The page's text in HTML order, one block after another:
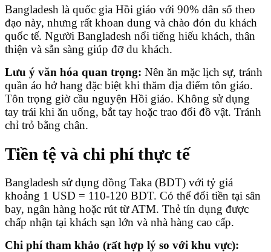
Bangladesh là quốc gia Hồi giáo với 90% dân số theo
đạo này, nhưng rất khoan dung và chào đón du khách
quốc tế. Người Bangladesh nổi tiếng hiếu khách, thân
thiện và sẵn sàng giúp đỡ du khách.
Lưu ý văn hóa quan trọng: Nên ăn mặc lịch sự, tránh
quần áo hở hang đặc biệt khi thăm địa điểm tôn giáo.
Tôn trọng giờ cầu nguyện Hồi giáo. Không sử dụng
tay trái khi ăn uống, bắt tay hoặc trao đổi đồ vật. Tránh
chỉ trỏ bằng chân.
Tiền tệ và chi phí thực tế
Bangladesh sử dụng đồng Taka (BDT) với tỷ giá
khoảng 1 USD = 110-120 BDT. Có thể đổi tiền tại sân
bay, ngân hàng hoặc rút từ ATM. Thẻ tín dụng được
chấp nhận tại khách sạn lớn và nhà hàng cao cấp.
Chi phí tham khảo (rất hợp lý so với khu vực):